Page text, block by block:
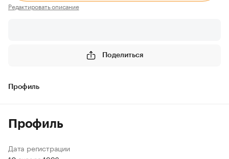
Редактировать описание
Поделиться
Профиль
Профиль
Дата регистрации